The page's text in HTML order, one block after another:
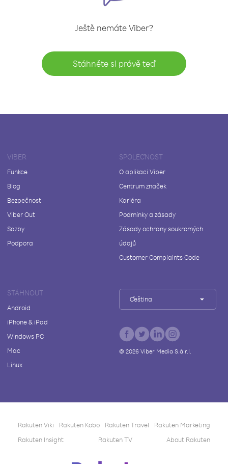
Ještě nemáte Viber?
Stáhněte si právě teď
VIBER
Funkce
Blog
Bezpečnost
Viber Out
Sazby
Podpora
SPOLEČNOST
O aplikaci Viber
Centrum značek
Kariéra
Podmínky a zásady
Zásady ochrany soukromých
údajů
Customer Complaints Code
STÁHNOUT
Android
iPhone & iPad
Windows PC
Mac
Linux
Čeština
© 2026Viber Media S.à r.l.
Rakuten Viki Rakuten Kobo Rakuten Travel
Rakuten Marketing
Rakuten Insight
Rakuten TV About Rakuten